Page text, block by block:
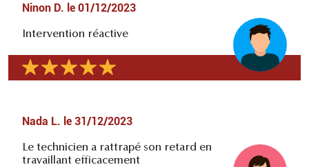
Ninon D. le 01/12/2023
Intervention réactive
Nada L. le 31/12/2023
Le technicien a rattrapé son retard en
travaillant efficacement